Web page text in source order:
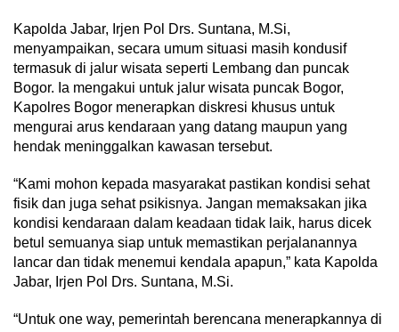
Kapolda Jabar, Irjen Pol Drs. Suntana, M.Si,
menyampaikan, secara umum situasi masih kondusif
termasuk di jalur wisata seperti Lembang dan puncak
Bogor. Ia mengakui untuk jalur wisata puncak Bogor,
Kapolres Bogor menerapkan diskresi khusus untuk
mengurai arus kendaraan yang datang maupun yang
hendak meninggalkan kawasan tersebut.
“Kami mohon kepada masyarakat pastikan kondisi sehat
fisik dan juga sehat psikisnya. Jangan memaksakan jika
kondisi kendaraan dalam keadaan tidak laik, harus dicek
betul semuanya siap untuk memastikan perjalanannya
lancar dan tidak menemui kendala apapun,” kata Kapolda
Jabar, Irjen Pol Drs. Suntana, M.Si.
“Untuk one way, pemerintah berencana menerapkannya di